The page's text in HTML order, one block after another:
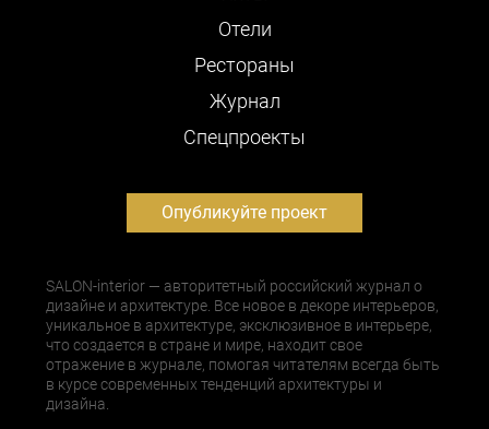
Отели
Рестораны
Журнал
Cпецпроекты
Опубликуйте проект
SALON-interior — авторитетный российский журнал о
дизайне и архитектуре. Все новое в декоре интерьеров,
уникальное в архитектуре, эксклюзивное в интерьере,
что создается в стране и мире, находит свое
отражение в журнале, помогая читателям всегда быть
в курсе современных тенденций архитектуры и
дизайна.